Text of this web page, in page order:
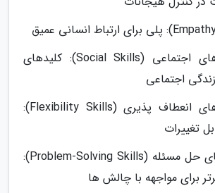
4. مهارت های اجتماعی (Social Skills): کلیدهای
اجتماعی
5. مهارت های انعطاف پذیری (Flexibility Skills):
تغییرات
6. مهارت های حل مسئله (Problem-Solving Skills):
برای مواجهه با چالش ها